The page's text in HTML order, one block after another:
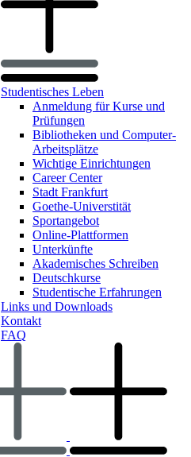
Studentisches Leben
Anmeldung für Kurse und
Prüfungen
Bibliotheken und Computer-
Arbeitsplätze
Wichtige Einrichtungen
Career Center
Stadt Frankfurt
Goethe-Universtität
Sportangebot
Online-Plattformen
Unterkünfte
Akademisches Schreiben
Deutschkurse
Studentische Erfahrungen
Links und Downloads
Kontakt
FAQ